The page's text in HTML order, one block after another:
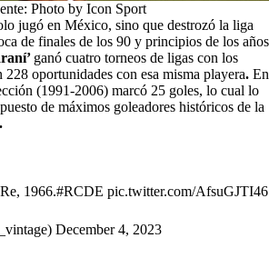
Photo by Icon Sport
jugó en México, sino que destrozó la liga
de finales de los 90 y principios de los años
ganó cuatro torneos de ligas con los
228 oportunidades con esa misma playera. En
(1991-2006) marcó 25 goles, lo cual lo
de máximos goleadores históricos de la
1966.#RCDE pic.twitter.com/AfsuGJTI46
December 4, 2023